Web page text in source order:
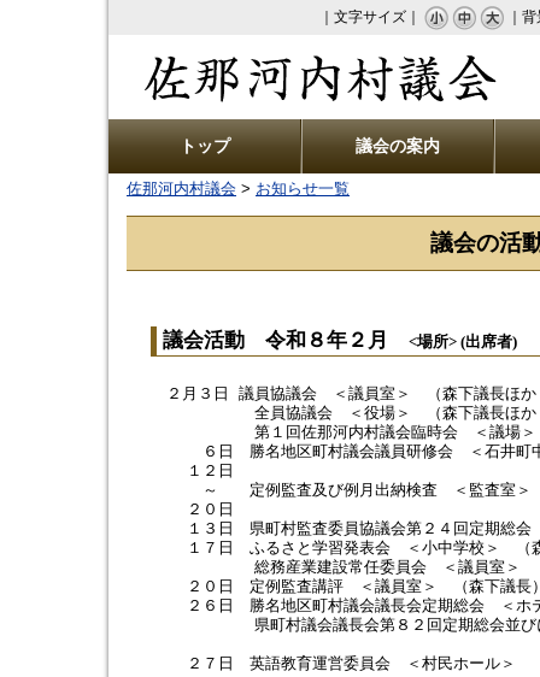
｜文字サイズ｜ ｜
トップ 議会の案内
佐那河内村議会 > お知らせ一覧
議会の活
議会活動 令和８年２月 <場所> (出席者)
２月３日 議員協議会 ＜議員室＞ （森下議長ほか
全員協議会 ＜役場＞ （森下議長ほか
第１回佐那河内村議会臨時会 ＜議場＞ （
６日 勝名地区町村議会議員研修会 ＜石井町中
１２日
～ 定例監査及び例月出納検査 ＜監査室＞ （
２０日
１３日 県町村監査委員協議会第２４回定期総会
１７日 ふるさと学習発表会 ＜小中学校＞ （森
総務産業建設常任委員会 ＜議員室＞ （藤
２０日 定例監査講評 ＜議員室＞ （森下議長
２６日 勝名地区町村議会議長会定期総会 ＜ホ
県町村議会議長会第８２回定期総会並びに令
２７日 英語教育運営委員会 ＜村民ホール＞ （